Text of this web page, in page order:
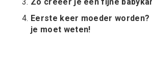
Eerste keer moeder worden?
je moet weten!